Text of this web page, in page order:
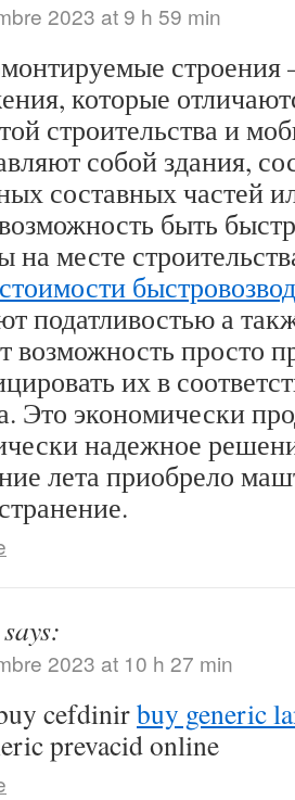
2023 at 9 h 59 min
строения
которые
строительства и
собой здания,
составных частей
быть
на месте
податливостью а
возможность просто
их в
Это экономически
надежное
лета приобрело
says:
2023 at 10 h 27 min
cefdinirbuy generic
prevacid online